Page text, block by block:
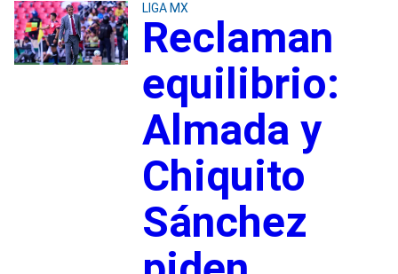
LIGA MX
Reclaman
equilibrio:
Almada y
Chiquito
Sánchez